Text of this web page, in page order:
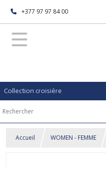
+377 97 97 84 00
Collection croisière
Accueil WOMEN - FEMME